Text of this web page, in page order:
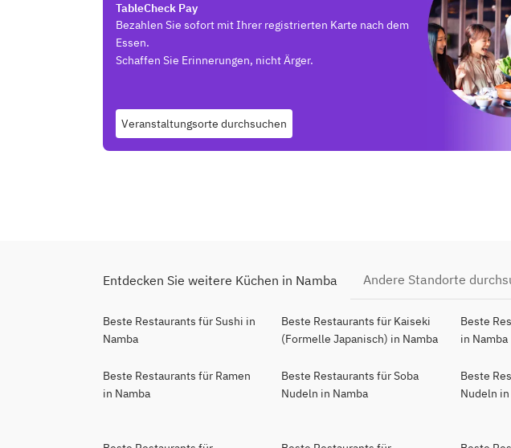
TableCheck Pay
Bezahlen Sie sofort mit Ihrer registrierten Karte nach dem
Essen.
Schaffen Sie Erinnerungen, nicht Ärger.
Veranstaltungsorte durchsuchen
Entdecken Sie weitere Küchen in Namba Andere Standorte
Beste Restaurants für Sushi in
Namba
Beste Restaurants für Kaiseki
(Formelle Japanisch) in Namba
Beste
in Namba
Beste Restaurants für Ramen
in Namba
Beste Restaurants für Soba
Nudeln in Namba
Beste
Nudeln